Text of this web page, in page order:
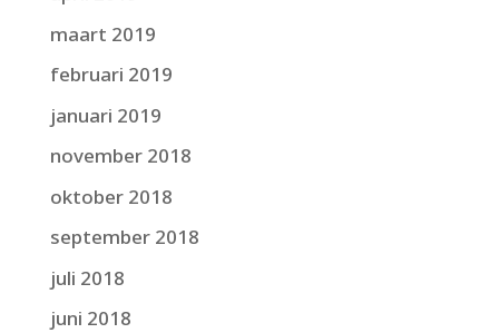
maart 2019
februari 2019
januari 2019
november 2018
oktober 2018
september 2018
juli 2018
juni 2018